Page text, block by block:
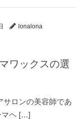
lonalona
ワックスの選
サロンの美容師であ
マヘ […]